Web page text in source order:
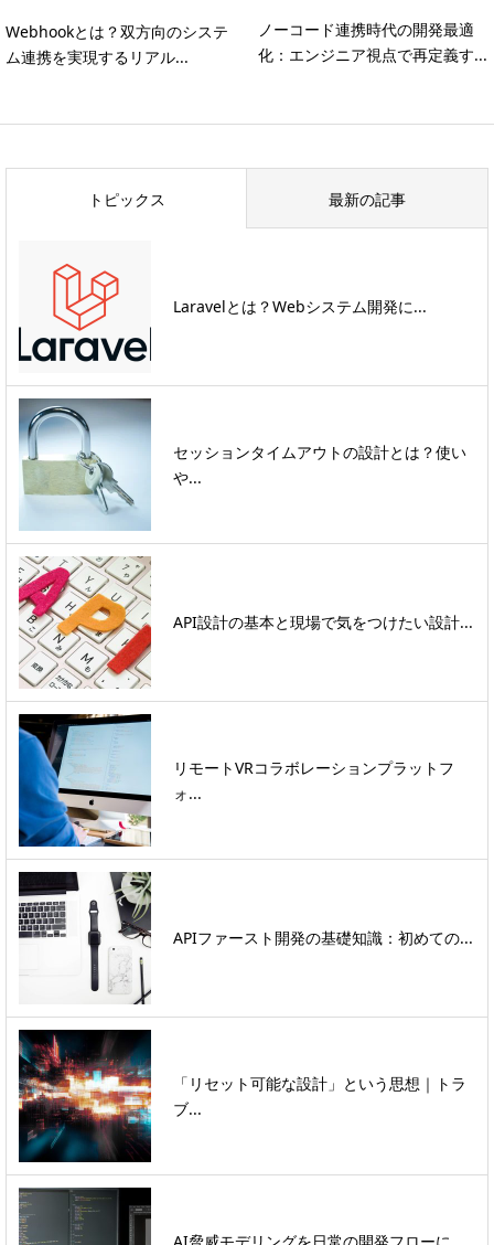
Webhookとは？双方向のシステ
ム連携を実現するリアル...
ノーコード連携時代の開発最適
化：エンジニア視点で再定義す...
トピックス 最新の記事
Laravelとは？Webシステム開発に...
セッションタイムアウトの設計とは？使い
や...
API設計の基本と現場で気をつけたい設計...
リモートVRコラボレーションプラットフ
ォ...
APIファースト開発の基礎知識：初めての...
「リセット可能な設計」という思想｜トラ
ブ...